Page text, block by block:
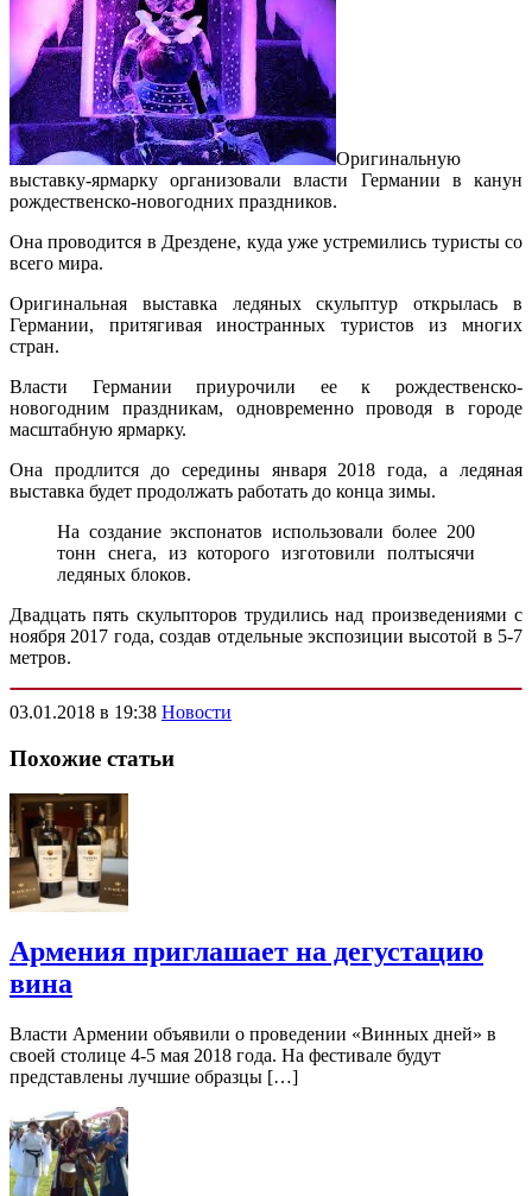
Оригинальную
выставку-ярмарку организовали власти Германии в канун
рождественско-новогодних праздников.
Она проводится в Дрездене, куда уже устремились туристы со
всего мира.
Оригинальная выставка ледяных скульптур открылась в
Германии, притягивая иностранных туристов из многих
стран.
Власти Германии приурочили ее к рождественско-
новогодним праздникам, одновременно проводя в городе
масштабную ярмарку.
Она продлится до середины января 2018 года, а ледяная
выставка будет продолжать работать до конца зимы.
На создание экспонатов использовали более 200
тонн снега, из которого изготовили полтысячи
ледяных блоков.
Двадцать пять скульпторов трудились над произведениями с
ноября 2017 года, создав отдельные экспозиции высотой в 5-7
метров.
03.01.2018 в 19:38 Новости
Похожие статьи
Армения приглашает на дегустацию
вина
Власти Армении объявили о проведении «Винных дней» в
своей столице 4-5 мая 2018 года. На фестивале будут
представлены лучшие образцы […]